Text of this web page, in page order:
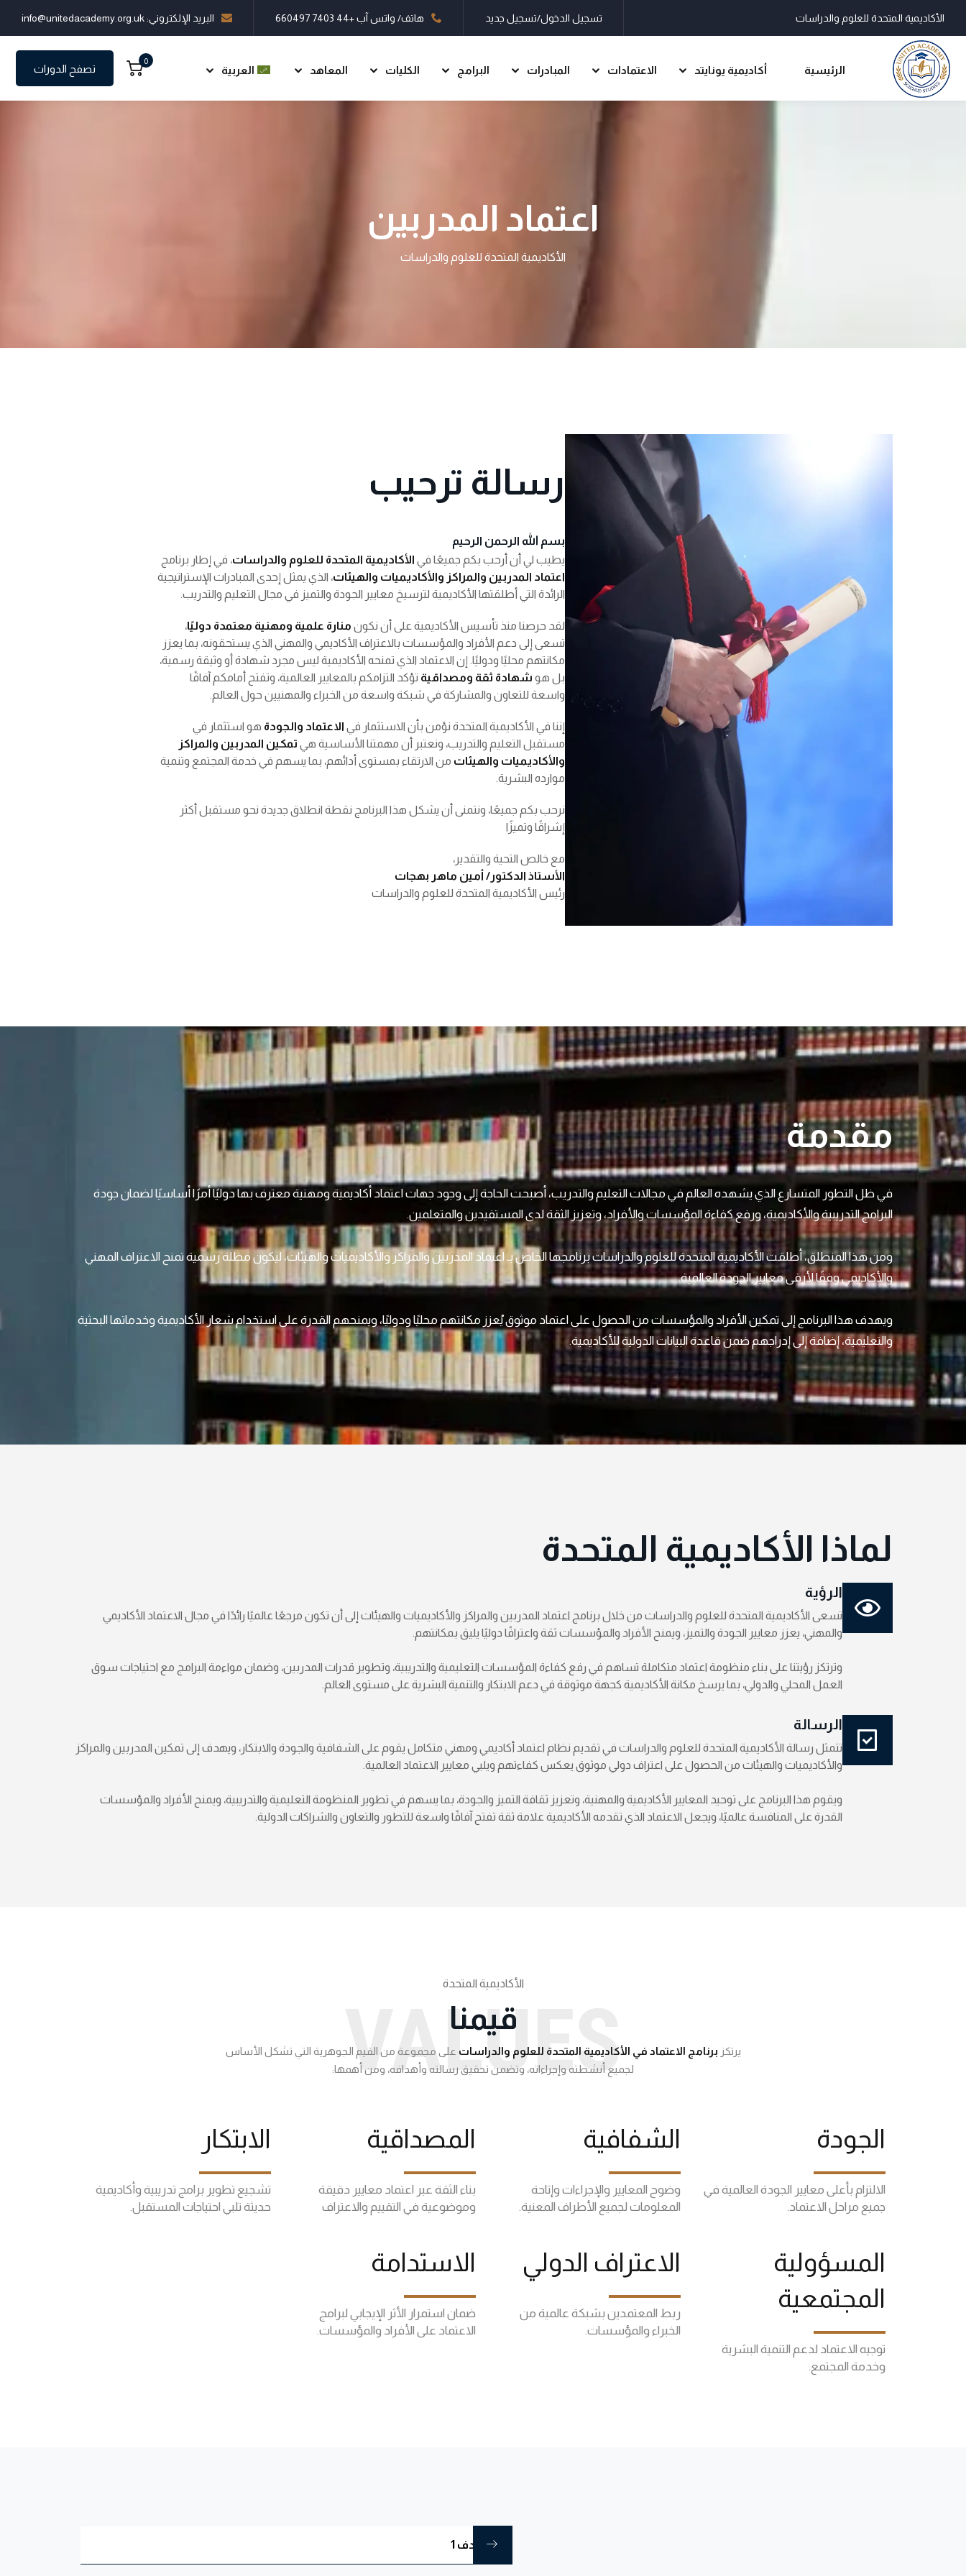
الأكاديمية المتحدة للعلوم والدراسات تسجيل الدخول/تسجيل جديد هاتف/ واتس آب+44 7403 660497 البريد الإلكتروني: info@unitedacademy.org.uk
الرئيسية أكاديمية يونايتد الاعتمادات المبادرات البرامج الكليات المعاهد العربية
0
تصفح الدورات
اعتماد المدربين
الأكاديمية المتحدة للعلوم والدراسات
رسالة ترحيب
بسم الله الرحمن الرحيم
يطيب لي أن أرحب بكم جميعًا في الأكاديمية المتحدة للعلوم والدراسات، في إطار برنامج
اعتماد المدربين والمراكز والأكاديميات والهيئات، الذي يمثل إحدى المبادرات الإستراتيجية
الرائدة التي أطلقتها الأكاديمية لترسيخ معايير الجودة والتميز في مجال التعليم والتدريب.
لقد حرصنا منذ تأسيس الأكاديمية على أن نكون منارة علمية ومهنية معتمدة دوليًا،
تسعى إلى دعم الأفراد والمؤسسات بالاعتراف الأكاديمي والمهني الذي يستحقونه، بما يعزز
مكانتهم محليًا ودوليًا. إن الاعتماد الذي تمنحه الأكاديمية ليس مجرد شهادة أو وثيقة رسمية،
بل هو شهادة ثقة ومصداقية تؤكد التزامكم بالمعايير العالمية، وتفتح أمامكم آفاقًا
واسعة للتعاون والمشاركة في شبكة واسعة من الخبراء والمهنيين حول العالم.
إننا في الأكاديمية المتحدة نؤمن بأن الاستثمار في الاعتماد والجودة هو استثمار في
مستقبل التعليم والتدريب، ونعتبر أن مهمتنا الأساسية هي تمكين المدربين والمراكز
والأكاديميات والهيئات من الارتقاء بمستوى أدائهم، بما يسهم في خدمة المجتمع وتنمية
موارده البشرية.
نرحب بكم جميعًا، ونتمنى أن يشكل هذا البرنامج نقطة انطلاق جديدة نحو مستقبل أكثر
إشراقًا وتميزًا
مع خالص التحية والتقدير،
الأستاذ الدكتور/ أمين ماهر بهجات
رئيس الأكاديمية المتحدة للعلوم والدراسات
مقدمة
في ظل التطور المتسارع الذي يشهده العالم في مجالات التعليم والتدريب، أصبحت الحاجة إلى وجود جهات اعتماد أكاديمية ومهنية معترف بها دوليًا أمرًا أساسيًا لضمان جودة
البرامج التدريبية والأكاديمية، ورفع كفاءة المؤسسات والأفراد، وتعزيز الثقة لدى المستفيدين والمتعلمين.
ومن هذا المنطلق، أطلقت الأكاديمية المتحدة للعلوم والدراسات برنامجها الخاص بـ اعتماد المدربين والمراكز والأكاديميات والهيئات، ليكون مظلة رسمية تمنح الاعتراف المهني
والأكاديمي وفقًا لأرقى معايير الجودة العالمية.
ويهدف هذا البرنامج إلى تمكين الأفراد والمؤسسات من الحصول على اعتماد موثوق يُعزز مكانتهم محليًا ودوليًا، ويمنحهم القدرة على استخدام شعار الأكاديمية وخدماتها البحثية
والتعليمية، إضافة إلى إدراجهم ضمن قاعدة البيانات الدولية للأكاديمية.
لماذا الأكاديمية المتحدة
الرؤية
تسعى الأكاديمية المتحدة للعلوم والدراسات من خلال برنامج اعتماد المدربين والمراكز والأكاديميات والهيئات إلى أن تكون مرجعًا عالميًا رائدًا في مجال الاعتماد الأكاديمي
والمهني، يعزز معايير الجودة والتميز، ويمنح الأفراد والمؤسسات ثقة واعترافًا دوليًا يليق بمكانتهم.
وترتكز رؤيتنا على بناء منظومة اعتماد متكاملة تساهم في رفع كفاءة المؤسسات التعليمية والتدريبية، وتطوير قدرات المدربين، وضمان مواءمة البرامج مع احتياجات سوق
العمل المحلي والدولي، بما يرسخ مكانة الأكاديمية كجهة موثوقة في دعم الابتكار والتنمية البشرية على مستوى العالم.
الرسالة
تتمثل رسالة الأكاديمية المتحدة للعلوم والدراسات في تقديم نظام اعتماد أكاديمي ومهني متكامل يقوم على الشفافية والجودة والابتكار، ويهدف إلى تمكين المدربين والمراكز
والأكاديميات والهيئات من الحصول على اعتراف دولي موثوق يعكس كفاءتهم ويلبي معايير الاعتماد العالمية.
ويقوم هذا البرنامج على توحيد المعايير الأكاديمية والمهنية، وتعزيز ثقافة التميز والجودة، بما يسهم في تطوير المنظومة التعليمية والتدريبية، ويمنح الأفراد والمؤسسات
القدرة على المنافسة عالميًا، ويجعل الاعتماد الذي تقدمه الأكاديمية علامة ثقة تفتح آفاقًا واسعة للتطور والتعاون والشراكات الدولية.
VALUES
الأكاديمية المتحدة
قيمنا
يرتكز برنامج الاعتماد في الأكاديمية المتحدة للعلوم والدراسات على مجموعة من القيم الجوهرية التي تشكل الأساس
لجميع أنشطته وإجراءاته، وتضمن تحقيق رسالته وأهدافه، ومن أهمها:
الجودة
الالتزام بأعلى معايير الجودة العالمية في
جميع مراحل الاعتماد.
الشفافية
وضوح المعايير والإجراءات وإتاحة
المعلومات لجميع الأطراف المعنية.
المصداقية
بناء الثقة عبر اعتماد معايير دقيقة
وموضوعية في التقييم والاعتراف
الابتكار
تشجيع تطوير برامج تدريبية وأكاديمية
حديثة تلبي احتياجات المستقبل.
المسؤولية
المجتمعية
توجيه الاعتماد لدعم التنمية البشرية
وخدمة المجتمع.
الاعتراف الدولي
ربط المعتمدين بشبكة عالمية من
الخبراء والمؤسسات.
الاستدامة
ضمان استمرار الأثر الإيجابي لبرامج
الاعتماد على الأفراد والمؤسسات.
الهدف 1